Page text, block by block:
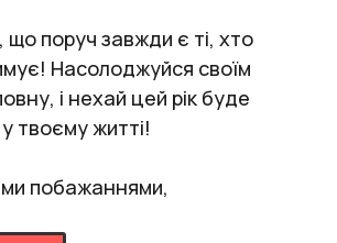
що поруч завжди є ті, хто
Насолоджуйся своїм
і нехай цей рік буде
твоєму житті!
побажаннями,